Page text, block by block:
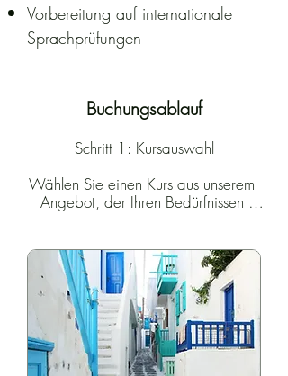
Vorbereitung auf internationale
Sprachprüfungen
Buchungsablauf
Schritt 1: Kursauswahl
Wählen Sie einen Kurs aus unserem
Angebot, der Ihren Bedürfnissen
Schritt 2: Terminauswahl
Klicken Sie auf „Buchen“, wählen Sie im
Kalender einen verfügbaren Termin und
eine passende Uhrzeit aus. Anschließend
können Sie zwischen „Einzelunterricht“
oder „Duo-Unterricht“ wählen: